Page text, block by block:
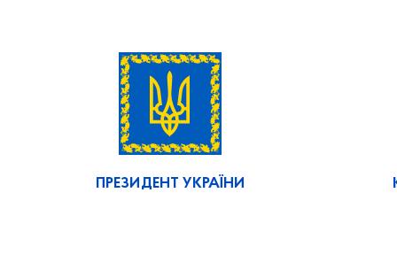
ПРЕЗИДЕНТ УКРАЇНИ